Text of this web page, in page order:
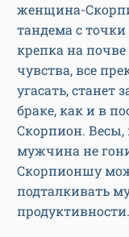
женщина-
тандема с
крепка на почве
чувства, все
угасать,
браке, как и в
Скорпион. Весы,
мужчина не
Скорпионшу
подталкивать
продуктивности.